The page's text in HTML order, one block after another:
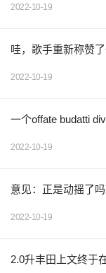
2022-10-19
哇，歌手重新称赞
2022-10-19
一个offate budatti
2022-10-19
意见：正是动摇了吗
2022-10-19
2.0升丰田上文终于